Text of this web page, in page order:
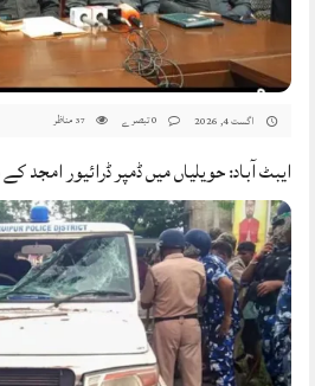
اگست 4, 2026 37 مناظر
ایبٹ آباد: حویلیاں میں ڈمپر ڈرائیور امجد